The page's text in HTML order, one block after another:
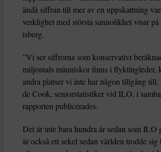
ändå siffran till mer av en uppskattning
verklighet med största sannolikhet visar
isberg.
”Vi ser siffrorna som konservativt
miljontals människor finns i flyktingleder,
andra platser vi inte har någon tillgång till,
de Cook, seniorstatistiker vid ILO, i
rapporten publicerades.
Det är inte bara hundra år sedan som ILO
är också ett sekel sedan världen trodde sig